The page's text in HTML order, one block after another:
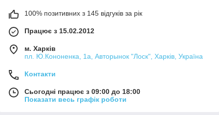
100% позитивних з 145 відгуків за рік
Працює з 15.02.2012
м. Харків
пл. Ю.Кононенка, 1а, Авторынок "Лоск", Харків, Україна
Контакти
Сьогодні працює з 09:00 до 18:00
Показати весь графік роботи